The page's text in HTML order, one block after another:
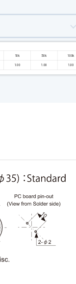
10k 50k 100k
1.00 1.00 1.00